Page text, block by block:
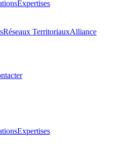
Expertises
Réseaux TerritoriauxAlliance
Expertises